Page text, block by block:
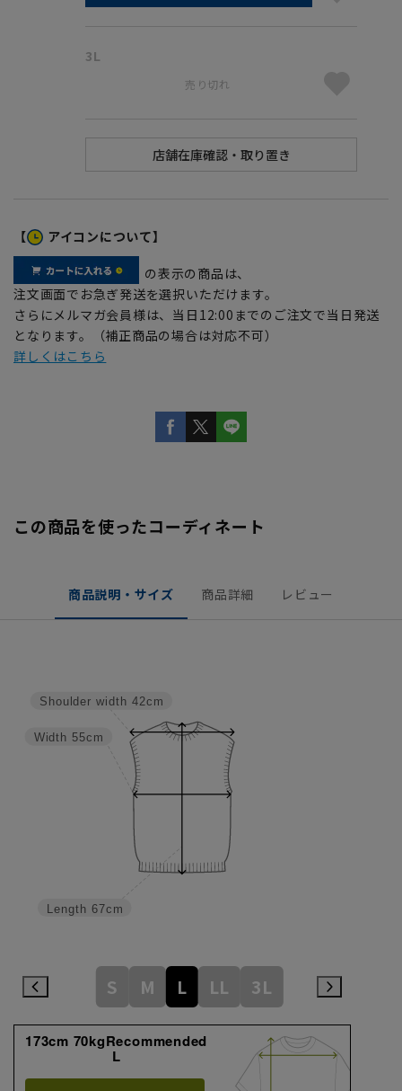
3L
売り切れ
【 アイコンについて】
の表示の商品は、
注文画面でお急ぎ発送を選択いただけます。
さらにメルマガ会員様は、当日12:00までのご注文で当日発送
となります。（補正商品の場合は対応不可）
詳しくはこちら
この商品を使ったコーディネート
商品説明・サイズ 商品詳細 レビュー
Length 67cm
Width 55cm
Shoulder width 42cm
S M L LL 3L
173cm 70kgRecommended
L